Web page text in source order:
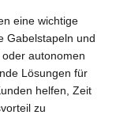
eine wichtige
Gabelstapeln und
autonomen
Lösungen für
helfen, Zeit
zu